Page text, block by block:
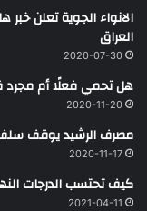
الانواء الجوية تعلن
العراق
2020-07-30
هل تحمي فعلًا أم مجرد
2020-11-20
مصرف الرشيد يوقف سلف
2020-11-17
كيف تحتسب الدرجات
2021-04-11